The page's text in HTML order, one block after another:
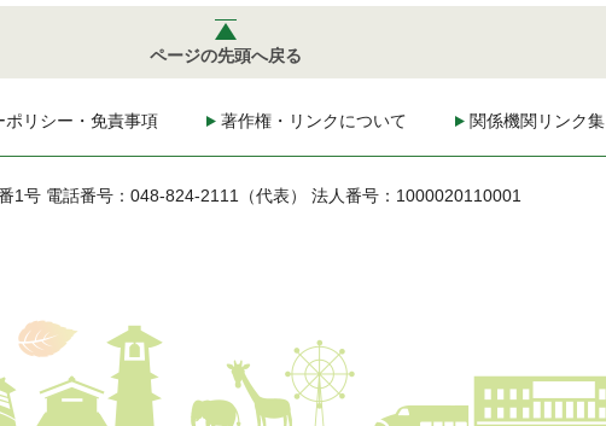
ページの先頭へ戻る
ポリシー・免責事項 著作権・リンクについて 関係機関リンク集
1号 電話番号：048-824-2111（代表） 法人番号：1000020110001